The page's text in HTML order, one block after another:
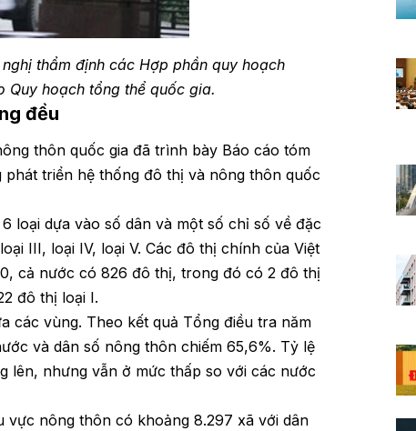
thẩm định các Hợp phần quy hoạch
hoạch tổng thể quốc gia.
đều
thôn quốc gia đã trình bày Báo cáo tóm
triển hệ thống đô thị và nông thôn quốc
loại dựa vào số dân và một số chỉ số về đặc
III, loại IV, loại V. Các đô thị chính của Việt
cả nước có 826 đô thị, trong đó có 2 đô thị
đô thị loại I.
các vùng. Theo kết quả Tổng điều tra năm
và dân số nông thôn chiếm 65,6%. Tỷ lệ
lên, nhưng vẫn ở mức thấp so với các nước
vực nông thôn có khoảng 8.297 xã với dân